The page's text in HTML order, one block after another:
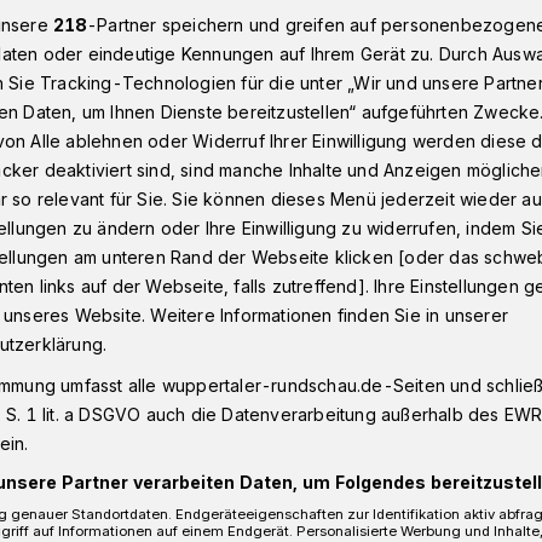
Fahndung mit Fotos
Fahndung
Raub auf eine Spielhalle an der
mit Bildern nach dem Täter. Der etwa
eine Waffe und stahl Geld.
218-Partner speichern und greifen auf
oder eindeutige Kennungen auf Ihrem Gerät zu. Durch
Sie Tracking-Technologien für die unter „Wir und unsere
Daten, um Ihnen Dienste bereitzustellen“ aufgeführten
Alle ablehnen oder Widerruf Ihrer Einwilligung werden diese
deaktiviert sind, sind manche Inhalte und Anzeigen
so relevant für Sie. Sie können dieses Menü jederzeit wieder
zu ändern oder Ihre Einwilligung zu widerrufen, indem
am unteren Rand der Webseite klicken [oder das
links auf der Webseite, falls zutreffend]. Ihre Einstellungen
Website. Weitere Informationen finden Sie in unserer
umfasst alle wuppertaler-rundschau.de-Seiten und
1 lit. a DSGVO auch die Datenverarbeitung außerhalb des
Partner verarbeiten Daten, um Folgendes
genauer Standortdaten. Endgeräteeigenschaften zur Identifikation aktiv
auf Informationen auf einem Endgerät. Personalisierte Werbung und